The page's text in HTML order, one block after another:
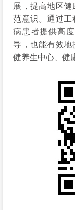
展，提高地区
范意识。通过工
病患者提供高
导，也能有效
健养生中心、健